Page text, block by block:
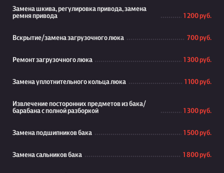
Замена шкива, регулировка привода, замена
ремня привода
1 200 руб.
Вскрытие/замена загрузочного люка 700 руб.
Ремонт загрузочного люка 1 300 руб.
Замена уплотнительного кольца люка 1 100 руб.
Извлечение посторонних предметов из бака/
барабана с полной разборкой
1 300 руб.
Замена подшипников бака 1 500 руб.
Замена сальников бака 1 800 руб.